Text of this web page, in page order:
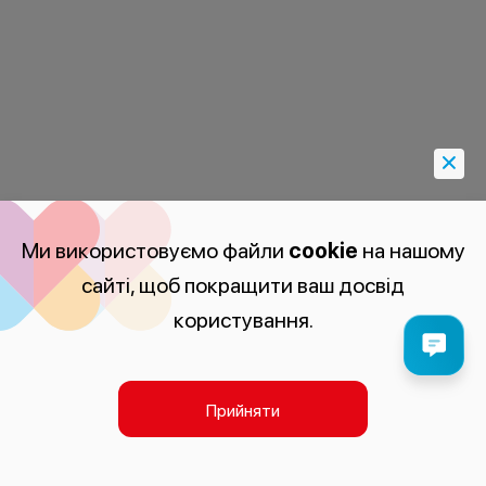
Ми використовуємо файли cookie на нашому
сайті, щоб покращити ваш досвід
користування.
Прийняти